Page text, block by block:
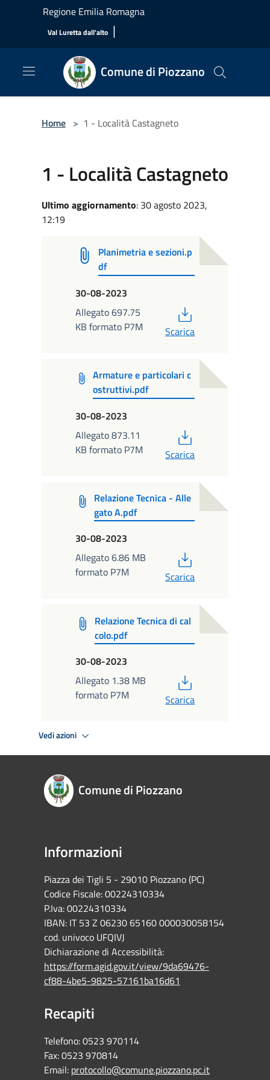
Salta al contenuto principale
Regione Emilia Romagna
Val Luretta dall'alto |
Comune di Piozzano
Home > 1 - Località Castagneto
1 - Località Castagneto
Ultimo aggiornamento: 30 agosto 2023,
12:19
Planimetria e sezioni.p
df
30-08-2023
Allegato 697.75
KB formato P7M
Scarica
Armature e particolari c
ostruttivi.pdf
30-08-2023
Allegato 873.11
KB formato P7M
Scarica
Relazione Tecnica - Alle
gato A.pdf
30-08-2023
Allegato 6.86 MB
formato P7M
Scarica
Relazione Tecnica di cal
colo.pdf
30-08-2023
Allegato 1.38 MB
formato P7M
Scarica
Vedi azioni
Comune di Piozzano
Informazioni
Piazza dei Tigli 5 - 29010 Piozzano (PC)
Codice Fiscale: 00224310334
P.Iva: 00224310334
IBAN: IT 53 Z 06230 65160 000030058154
cod. univoco UFQIVJ
Dichiarazione di Accessibilità:
https://form.agid.gov.it/view/9da69476-
cf88-4be5-9825-57161ba16d61
Recapiti
Telefono:0523 970114
Fax:0523 970814
Email: protocollo@comune.piozzano.pc.it